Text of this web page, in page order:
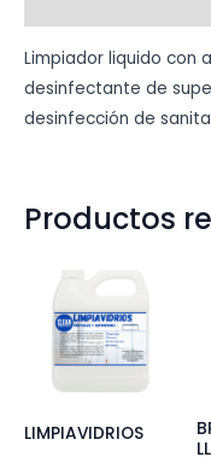
Limpiador liquido con
desinfectante de
desinfección de
Productos
LIMPIAVIDRIOS